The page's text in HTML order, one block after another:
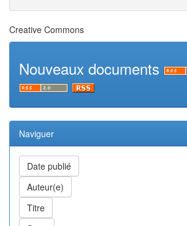
Creative Commons
Nouveaux documents
Naviguer